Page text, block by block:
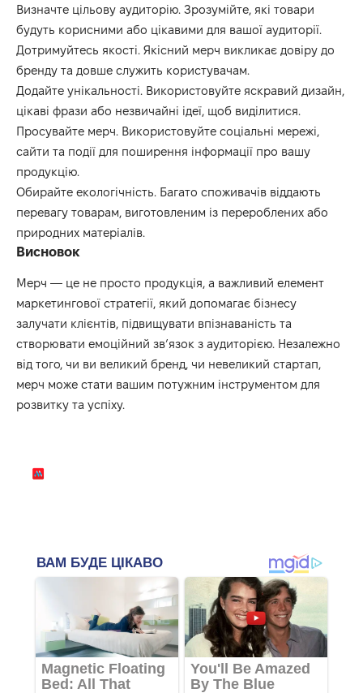
Визначте цільову аудиторію. Зрозумійте, які товари
будуть корисними або цікавими для вашої аудиторії.
Дотримуйтесь якості. Якісний мерч викликає довіру до
бренду та довше служить користувачам.
Додайте унікальності. Використовуйте яскравий дизайн,
цікаві фрази або незвичайні ідеї, щоб виділитися.
Просувайте мерч. Використовуйте соціальні мережі,
сайти та події для поширення інформації про вашу
продукцію.
Обирайте екологічність. Багато споживачів віддають
перевагу товарам, виготовленим із перероблених або
природних матеріалів.
Висновок
Мерч — це не просто продукція, а важливий елемент
маркетингової стратегії, який допомагає бізнесу
залучати клієнтів, підвищувати впізнаваність та
створювати емоційний зв’язок з аудиторією. Незалежно
від того, чи ви великий бренд, чи невеликий стартап,
мерч може стати вашим потужним інструментом для
розвитку та успіху.